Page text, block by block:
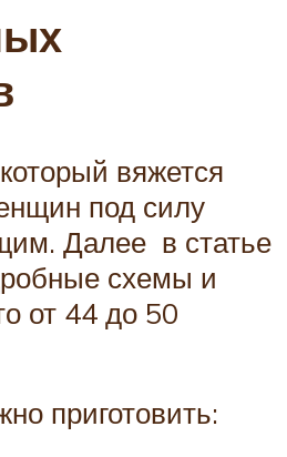
вяжется
под силу
Далее в статье
схемы и
от 44 до 50
приготовить: